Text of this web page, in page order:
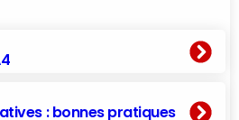
: bonnes pratiques